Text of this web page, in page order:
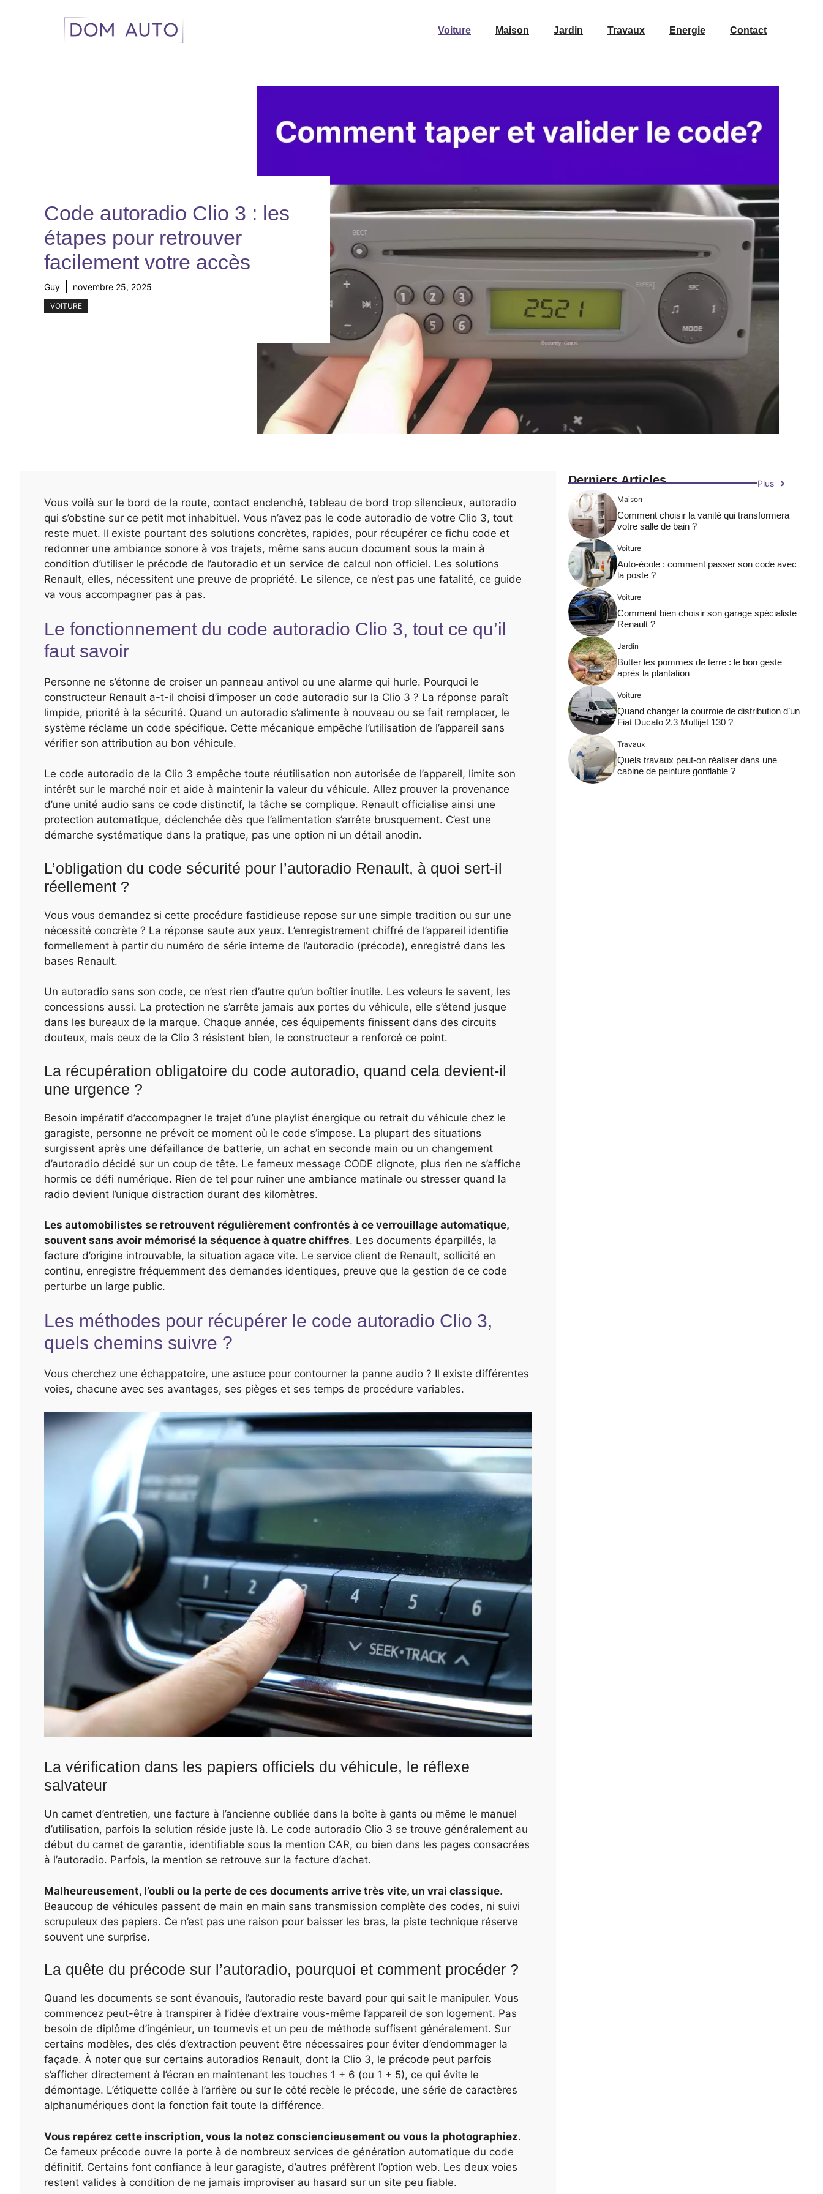
Voiture Maison Jardin Travaux Energie Contact
Code autoradio Clio 3 : les
étapes pour retrouver
facilement votre accès
Guy novembre 25, 2025
VOITURE
Vous voilà sur le bord de la route, contact enclenché, tableau de bord trop silencieux, autoradio
qui s’obstine sur ce petit mot inhabituel. Vous n’avez pas le code autoradio de votre Clio 3, tout
reste muet. Il existe pourtant des solutions concrètes, rapides, pour récupérer ce fichu code et
redonner une ambiance sonore à vos trajets, même sans aucun document sous la main à
condition d’utiliser le précode de l’autoradio et un service de calcul non officiel. Les solutions
Renault, elles, nécessitent une preuve de propriété. Le silence, ce n’est pas une fatalité, ce guide
va vous accompagner pas à pas.
Le fonctionnement du code autoradio Clio 3, tout ce qu’il
faut savoir
Personne ne s’étonne de croiser un panneau antivol ou une alarme qui hurle. Pourquoi le
constructeur Renault a-t-il choisi d’imposer un code autoradio sur la Clio 3 ? La réponse paraît
limpide, priorité à la sécurité. Quand un autoradio s’alimente à nouveau ou se fait remplacer, le
système réclame un code spécifique. Cette mécanique empêche l’utilisation de l’appareil sans
vérifier son attribution au bon véhicule.
Le code autoradio de la Clio 3 empêche toute réutilisation non autorisée de l’appareil, limite son
intérêt sur le marché noir et aide à maintenir la valeur du véhicule. Allez prouver la provenance
d’une unité audio sans ce code distinctif, la tâche se complique. Renault officialise ainsi une
protection automatique, déclenchée dès que l’alimentation s’arrête brusquement. C’est une
démarche systématique dans la pratique, pas une option ni un détail anodin.
L’obligation du code sécurité pour l’autoradio Renault, à quoi sert-il
réellement ?
Vous vous demandez si cette procédure fastidieuse repose sur une simple tradition ou sur une
nécessité concrète ? La réponse saute aux yeux. L’enregistrement chiffré de l’appareil identifie
formellement à partir du numéro de série interne de l’autoradio (précode), enregistré dans les
bases Renault.
Un autoradio sans son code, ce n’est rien d’autre qu’un boîtier inutile. Les voleurs le savent, les
concessions aussi. La protection ne s’arrête jamais aux portes du véhicule, elle s’étend jusque
dans les bureaux de la marque. Chaque année, ces équipements finissent dans des circuits
douteux, mais ceux de la Clio 3 résistent bien, le constructeur a renforcé ce point.
La récupération obligatoire du code autoradio, quand cela devient-il
une urgence ?
Besoin impératif d’accompagner le trajet d’une playlist énergique ou retrait du véhicule chez le
garagiste, personne ne prévoit ce moment où le code s’impose. La plupart des situations
surgissent après une défaillance de batterie, un achat en seconde main ou un changement
d’autoradio décidé sur un coup de tête. Le fameux message CODE clignote, plus rien ne s’affiche
hormis ce défi numérique. Rien de tel pour ruiner une ambiance matinale ou stresser quand la
radio devient l’unique distraction durant des kilomètres.
Les automobilistes se retrouvent régulièrement confrontés à ce verrouillage automatique,
souvent sans avoir mémorisé la séquence à quatre chiffres. Les documents éparpillés, la
facture d’origine introuvable, la situation agace vite. Le service client de Renault, sollicité en
continu, enregistre fréquemment des demandes identiques, preuve que la gestion de ce code
perturbe un large public.
Les méthodes pour récupérer le code autoradio Clio 3,
quels chemins suivre ?
Vous cherchez une échappatoire, une astuce pour contourner la panne audio ? Il existe différentes
voies, chacune avec ses avantages, ses pièges et ses temps de procédure variables.
La vérification dans les papiers officiels du véhicule, le réflexe
salvateur
Un carnet d’entretien, une facture à l’ancienne oubliée dans la boîte à gants ou même le manuel
d’utilisation, parfois la solution réside juste là. Le code autoradio Clio 3 se trouve généralement au
début du carnet de garantie, identifiable sous la mention CAR, ou bien dans les pages consacrées
à l’autoradio. Parfois, la mention se retrouve sur la facture d’achat.
Malheureusement, l’oubli ou la perte de ces documents arrive très vite, un vrai classique.
Beaucoup de véhicules passent de main en main sans transmission complète des codes, ni suivi
scrupuleux des papiers. Ce n’est pas une raison pour baisser les bras, la piste technique réserve
souvent une surprise.
La quête du précode sur l’autoradio, pourquoi et comment procéder ?
Quand les documents se sont évanouis, l’autoradio reste bavard pour qui sait le manipuler. Vous
commencez peut-être à transpirer à l’idée d’extraire vous-même l’appareil de son logement. Pas
besoin de diplôme d’ingénieur, un tournevis et un peu de méthode suffisent généralement. Sur
certains modèles, des clés d’extraction peuvent être nécessaires pour éviter d’endommager la
façade. À noter que sur certains autoradios Renault, dont la Clio 3, le précode peut parfois
s’afficher directement à l’écran en maintenant les touches 1 + 6 (ou 1 + 5), ce qui évite le
démontage. L’étiquette collée à l’arrière ou sur le côté recèle le précode, une série de caractères
alphanumériques dont la fonction fait toute la différence.
Vous repérez cette inscription, vous la notez consciencieusement ou vous la photographiez.
Ce fameux précode ouvre la porte à de nombreux services de génération automatique du code
définitif. Certains font confiance à leur garagiste, d’autres préfèrent l’option web. Les deux voies
restent valides à condition de ne jamais improviser au hasard sur un site peu fiable.
Derniers Articles Plus
Maison
Comment choisir la vanité qui transformera
votre salle de bain ?
Voiture
Auto-école : comment passer son code avec
la poste ?
Voiture
Comment bien choisir son garage spécialiste
Renault ?
Jardin
Butter les pommes de terre : le bon geste
après la plantation
Voiture
Quand changer la courroie de distribution d’un
Fiat Ducato 2.3 Multijet 130 ?
Travaux
Quels travaux peut-on réaliser dans une
cabine de peinture gonflable ?